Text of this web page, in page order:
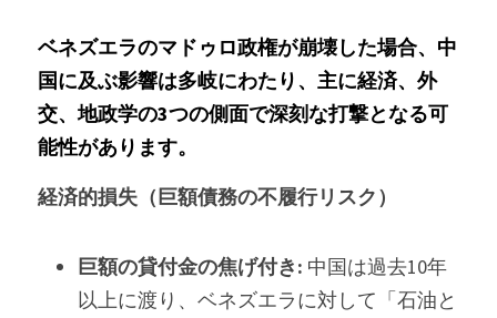
ベネズエラのマドゥロ政権が崩壊した場合、中
国に及ぶ影響は多岐にわたり、主に経済、外
交、地政学の3つの側面で深刻な打撃となる可
能性があります。
経済的損失（巨額債務の不履行リスク）
巨額の貸付金の焦げ付き: 中国は過去10年
以上に渡り、ベネズエラに対して「石油と